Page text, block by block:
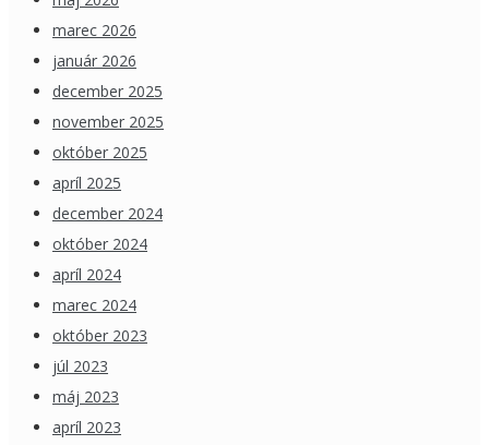
marec 2026
január 2026
december 2025
november 2025
október 2025
apríl 2025
december 2024
október 2024
apríl 2024
marec 2024
október 2023
júl 2023
máj 2023
apríl 2023